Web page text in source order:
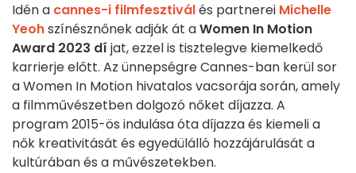
Idén a cannes-i filmfesztiválés partnerei Michelle
Yeohszínésznőnek adják át aWomen In Motion
Award 2023 dí jat, ezzel is tisztelegve kiemelkedő
karrierje előtt. Az ünnepségre Cannes-ban kerül sor
a Women In Motion hivatalos vacsorája során, amely
a filmművészetben dolgozó nőket díjazza. A
program 2015-ös indulása óta díjazza és kiemeli a
nők kreativitását és egyedülálló hozzájárulását a
kultúrában és a művészetekben.